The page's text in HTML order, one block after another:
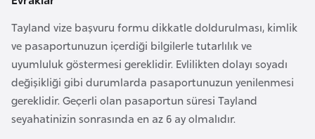
Tayland vize başvuru formu dikkatle doldurulması, kimlik
ve pasaportunuzun içerdiği bilgilerle tutarlılık ve
uyumluluk göstermesi gereklidir. Evlilikten dolayı soyadı
değişikliği gibi durumlarda pasaportunuzun yenilenmesi
gereklidir. Geçerli olan pasaportun süresi Tayland
seyahatinizin sonrasında en az 6 ay olmalıdır.
a
n
B
u
r
k